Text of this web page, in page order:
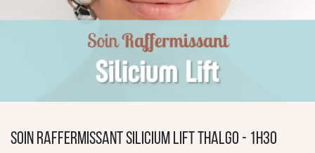
Soin Raffermissant Silicium Lift THALGO - 1H30